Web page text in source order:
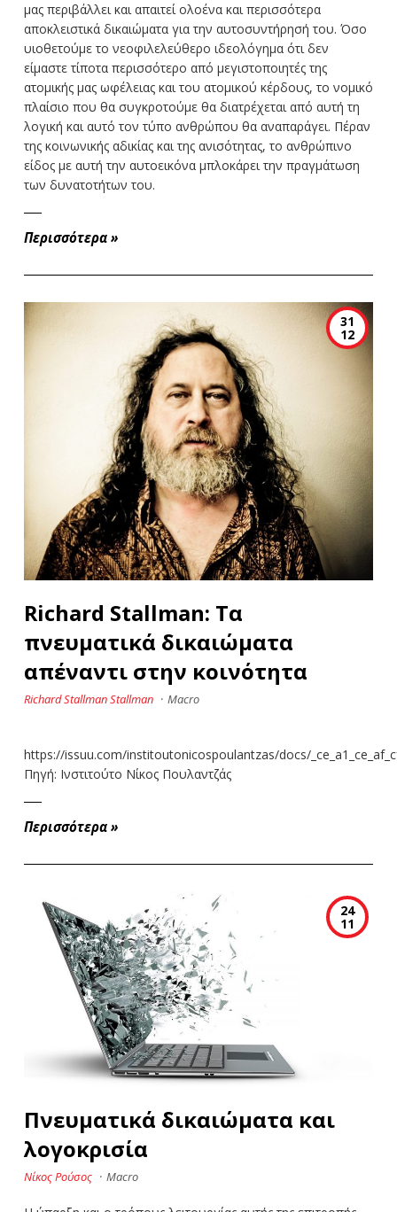
μας περιβάλλει και απαιτεί ολοένα και περισσότερα
αποκλειστικά δικαιώματα για την αυτοσυντήρησή του. Όσο
υιοθετούμε το νεοφιλελεύθερο ιδεολόγημα ότι δεν
είμαστε τίποτα περισσότερο από μεγιστοποιητές της
ατομικής μας ωφέλειας και του ατομικού κέρδους, το νομικό
πλαίσιο που θα συγκροτούμε θα διατρέχεται από αυτή τη
λογική και αυτό τον τύπο ανθρώπου θα αναπαράγει. Πέραν
της κοινωνικής αδικίας και της ανισότητας, το ανθρώπινο
είδος με αυτή την αυτοεικόνα μπλοκάρει την πραγμάτωση
των δυνατοτήτων του.
Περισσότερα »
31
12
Richard Stallman: Τα
πνευματικά δικαιώματα
απέναντι στην κοινότητα
Richard Stallman Stallman · Macro
https://issuu.com/institoutonicospoulantzas/docs/
Πηγή: Ινστιτούτο Νίκος Πουλαντζάς
Περισσότερα »
24
11
Πνευματικά δικαιώματα και
λογοκρισία
Νίκος Ρούσος · Macro